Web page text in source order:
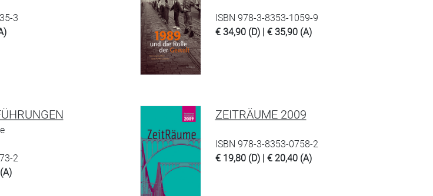
3
ISBN 978-3-8353-1059-9
€ 34,90 (D) | € 35,90 (A)
2
ZEITRÄUME 2009
ISBN 978-3-8353-0758-2
€ 19,80 (D) | € 20,40 (A)